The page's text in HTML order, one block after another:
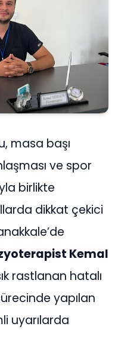
masa başı
ve spor
birlikte
dikkat çekici
Kemal
rastlanan hatalı
yapılan
uyarılarda